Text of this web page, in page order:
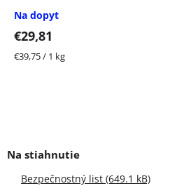
Na dopyt
€29,81
Jednotková
€39,75 / 1 kg
Bezpečnostný list (649.1 kB)